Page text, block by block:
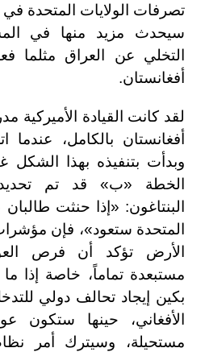
تصرفات الولايات المتحدة
سيحدث مزيد منها في
التخلي عن العراق مثلما
أفغانستان.
لقد كانت القيادة الأميركية
أفغانستان بالكامل،
وبدأت بتنفيذه بهذا الشكل
الخطة «ب» قد تم
البنتاغون: «إذا حنثت طالبان
المتحدة ستعود»، فإن
الأرض تؤكد أن فرص
مستبعدة تماماً، خاصة إذا
بكين إيجاد تحالف دولي
الأفغاني، حينها ستكون
مستحيلة، وسيترك أمر